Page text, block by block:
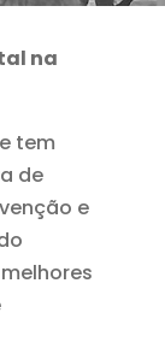
na
tem
de
e